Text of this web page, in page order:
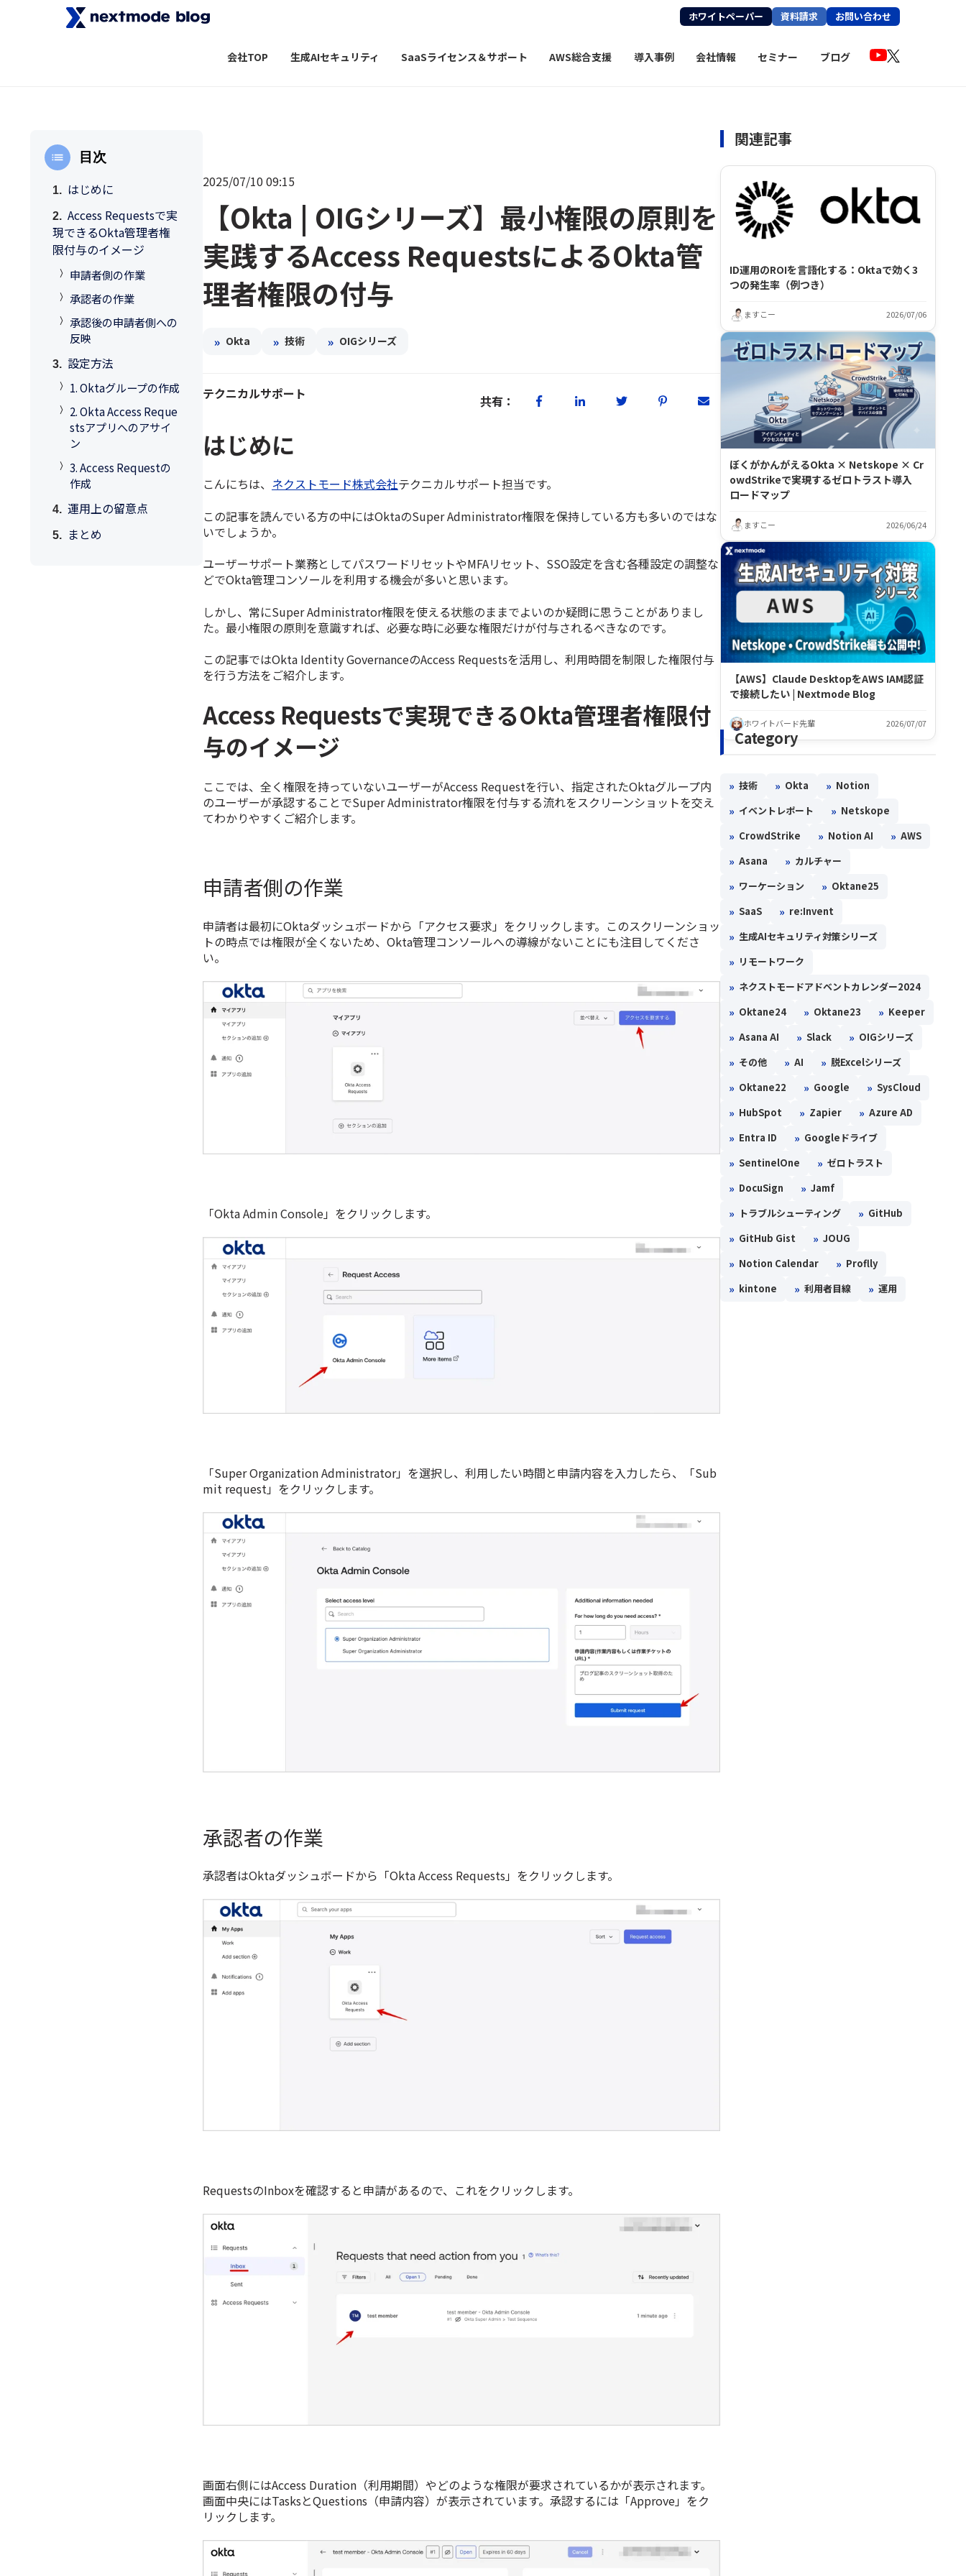
ホワイトペーパー 資料請求 お問い合わせ
会社TOP 生成AIセキュリティ SaaSライセンス＆サポート AWS総合支援 導入事例 会社情報 セミナー ブログ
目次
はじめに
Access Requestsで実
現できるOkta管理者権
限付与のイメージ
申請者側の作業
承認者の作業
承認後の申請者側への
反映
設定方法
1. Oktaグループの作成
2. Okta Access Reque
stsアプリへのアサイ
ン
3. Access Requestの
作成
運用上の留意点
まとめ
2025/07/10 09:15
【Okta | OIGシリーズ】最小権限の原則を
実践するAccess RequestsによるOkta管
理者権限の付与
» Okta » 技術 » OIGシリーズ
テクニカルサポート 共有：
はじめに
こんにちは、 ネクストモード株式会社テクニカルサポート担当です。
この記事を読んでいる方の中にはOktaのSuper Administrator権限を保持している方も多いのではな
いでしょうか。
ユーザーサポート業務としてパスワードリセットやMFAリセット、SSO設定を含む各種設定の調整な
どでOkta管理コンソールを利用する機会が多いと思います。
しかし、常にSuper Administrator権限を使える状態のままでよいのか疑問に思うことがありまし
た。最小権限の原則を意識すれば、必要な時に必要な権限だけが付与されるべきなのです。
この記事ではOkta Identity GovernanceのAccess Requestsを活用し、利用時間を制限した権限付与
を行う方法をご紹介します。
Access Requestsで実現できるOkta管理者権限付
与のイメージ
ここでは、全く権限を持っていないユーザーがAccess Requestを行い、指定されたOktaグループ内
のユーザーが承認することでSuper Administrator権限を付与する流れをスクリーンショットを交え
てわかりやすくご紹介します。
申請者側の作業
申請者は最初にOktaダッシュボードから「アクセス要求」をクリックします。このスクリーンショッ
トの時点では権限が全くないため、Okta管理コンソールへの導線がないことにも注目してくださ
い。
「Okta Admin Console」をクリックします。
「Super Organization Administrator」を選択し、利用したい時間と申請内容を入力したら、「Sub
mit request」をクリックします。
承認者の作業
承認者はOktaダッシュボードから「Okta Access Requests」をクリックします。
RequestsのInboxを確認すると申請があるので、これをクリックします。
画面右側にはAccess Duration（利用期間）やどのような権限が要求されているかが表示されます。
画面中央にはTasksとQuestions（申請内容）が表示されています。承認するには「Approve」をク
リックします。
関連記事
ID運用のROIを言語化する：Oktaで効く3
つの発生率（例つき）
ますこー 2026/07/06
ぼくがかんがえるOkta × Netskope × Cr
owdStrikeで実現するゼロトラスト導入
ロードマップ
ますこー 2026/06/24
【AWS】Claude DesktopをAWS IAM認証
で接続したい | Nextmode Blog
ホワイトバード先輩 2026/07/07
Category
» 技術 » Okta » Notion
» イベントレポート » Netskope
» CrowdStrike » Notion AI » AWS
» Asana » カルチャー
» ワーケーション » Oktane25
» SaaS » re:Invent
» 生成AIセキュリティ対策シリーズ
» リモートワーク
» ネクストモードアドベントカレンダー2024
» Oktane24 » Oktane23 » Keeper
» Asana AI » Slack » OIGシリーズ
» その他 » AI » 脱Excelシリーズ
» Oktane22 » Google » SysCloud
» HubSpot » Zapier » Azure AD
» Entra ID » Googleドライブ
» SentinelOne » ゼロトラスト
» DocuSign » Jamf
» トラブルシューティング » GitHub
» GitHub Gist » JOUG
» Notion Calendar » Proflly
» kintone » 利用者目線 » 運用